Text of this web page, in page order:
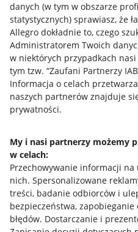
danych (w tym w obszarze
statystycznych) sprawiasz, że
Allegro dokładnie to, czego
Administratorem Twoich
w niektórych przypadkach
tym tzw. “Zaufani Partnerzy
Informacja o celach
naszych partnerów znajduje
prywatności.
My i nasi partnerzy możemy
w celach:
Przechowywanie informacji
nich. Spersonalizowane
treści, badanie odbiorców i
bezpieczeństwa,
błędów. Dostarczanie i
Przydatne informacje
Jak to działa
Allegro Gadane dla
Allegro Gadane dla kupujących
Mapa miejscowości
Informacje prawne